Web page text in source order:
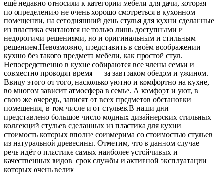
ещё недавно относили к категории мебели для дачи, которая
по определению не очень хорошо смотреться в кухонном
помещении, на сегодняшний день стулья для кухни сделанные
из пластика считаются не только лишь доступными и
недорогими решениями, но и оригинальным и стильным
решением.Невозможно, представить в своём воображении
кухню без такого предмета мебели, как простой стул.
Непосредственно в кухне собираются все члены семьи и
совместно проводят время — за завтраком обедом и ужином.
Ввиду этого от того, насколько уютно и комфортно на кухне,
во многом зависит атмосфера в семье. А комфорт и уют, в
свою же очередь, зависят от всех предметов обстановки
помещения, в том числе и от стульев.В наши дни
представлено большое число модных дизайнерских стильных
коллекций стульев сделанных из пластика для кухни,
стоимость которых вполне соизмерима со стоимостью стульев
из натуральной древесины. Отметим, что в данном случае
речь идёт о пластике самых наиболее устойчивых и
качественных видов, срок службы и активной эксплуатации
которых очень велик